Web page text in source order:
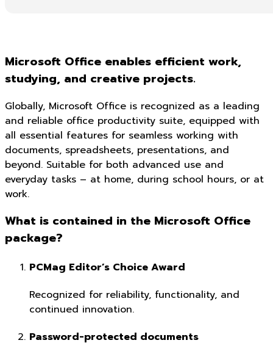
Microsoft Office enables efficient work,
studying, and creative projects.
Globally, Microsoft Office is recognized as a leading
and reliable office productivity suite, equipped with
all essential features for seamless working with
documents, spreadsheets, presentations, and
beyond. Suitable for both advanced use and
everyday tasks – at home, during school hours, or at
work.
What is contained in the Microsoft Office
package?
PCMag Editor’s Choice Award
Recognized for reliability, functionality, and
continued innovation.
Password-protected documents